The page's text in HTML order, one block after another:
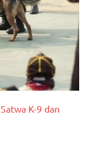
K-9 dan